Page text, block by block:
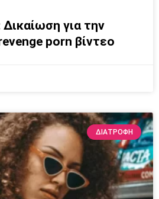
για την
porn βίντεο
ΔΙΑΤΡΟΦΉ